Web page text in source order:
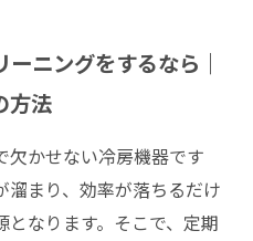
ニングをするなら｜
方法
欠かせない冷房機器です
まり、効率が落ちるだけ
なります。そこで、定期